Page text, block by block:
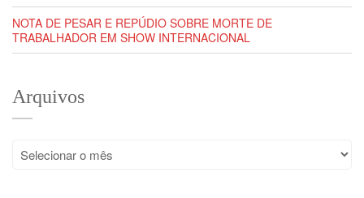
NOTA DE PESAR E REPÚDIO SOBRE MORTE DE
TRABALHADOR EM SHOW INTERNACIONAL
Arquivos